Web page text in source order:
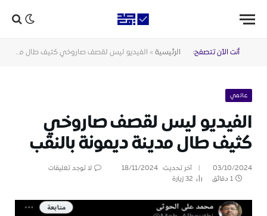
أنت الآن تتصفح: الرئيسية » الفيديو ليس لقصف صاروخي كثيف طال مدينة ديمونة بالنقب
عالمي
الفيديو ليس لقصف صاروخي
كثيف طال مدينة ديمونة بالنقب
03/10/2024 آخر تحديث: 18/11/2024
لا توجد تعليقات
1 دقائق
32زيارة